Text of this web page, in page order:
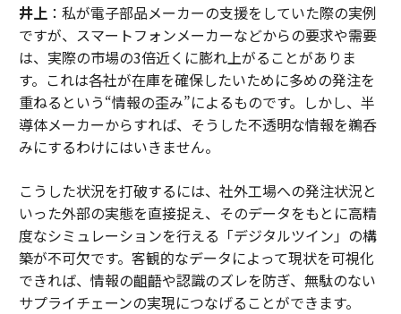
井上 ：私が電子部品メーカーの支援をしていた際の実例
ですが、スマートフォンメーカーなどからの要求や需要
は、実際の市場の3倍近くに膨れ上がることがありま
す。これは各社が在庫を確保したいために多めの発注を
重ねるという“情報の歪み”によるものです。しかし、半
導体メーカーからすれば、そうした不透明な情報を鵜呑
みにするわけにはいきません。
こうした状況を打破するには、社外工場への発注状況と
いった外部の実態を直接捉え、そのデータをもとに高精
度なシミュレーションを行える「デジタルツイン」の構
築が不可欠です。客観的なデータによって現状を可視化
できれば、情報の齟齬や認識のズレを防ぎ、無駄のない
サプライチェーンの実現につなげることができます。